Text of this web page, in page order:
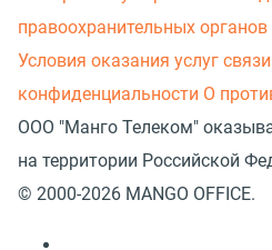
правоохранительных органов
Условия оказания услуг связи
конфиденциальности О
ООО "Манго Телеком"
на территории Российской
© 2000-2026 MANGO OFFICE.